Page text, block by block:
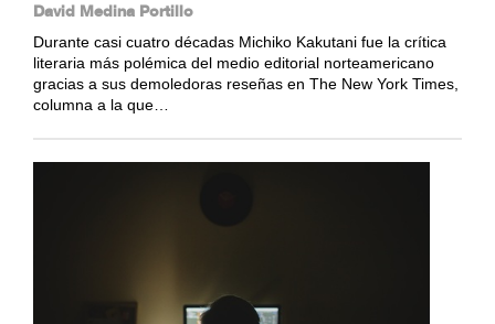
David Medina Portillo
Durante casi cuatro décadas Michiko Kakutani fue la crítica
literaria más polémica del medio editorial norteamericano
gracias a sus demoledoras reseñas en The New York Times,
columna a la que…